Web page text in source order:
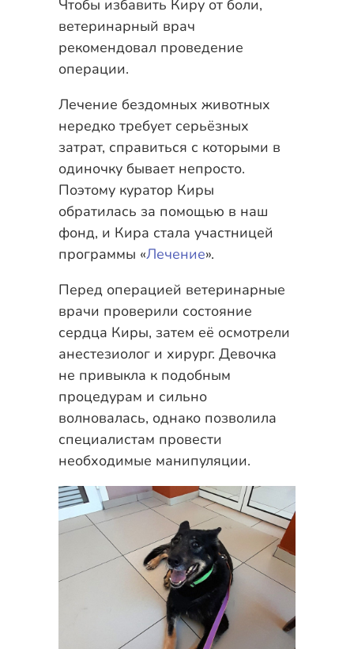
Чтобы избавить Киру от боли,
ветеринарный врач
рекомендовал проведение
операции.
Лечение бездомных животных
нередко требует серьёзных
затрат, справиться с которыми в
одиночку бывает непросто.
Поэтому куратор Киры
обратилась за помощью в наш
фонд, и Кира стала участницей
программы «Лечение».
Перед операцией ветеринарные
врачи проверили состояние
сердца Киры, затем её осмотрели
анестезиолог и хирург. Девочка
не привыкла к подобным
процедурам и сильно
волновалась, однако позволила
специалистам провести
необходимые манипуляции.